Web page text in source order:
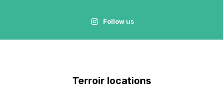
Follow us
Terroir locations